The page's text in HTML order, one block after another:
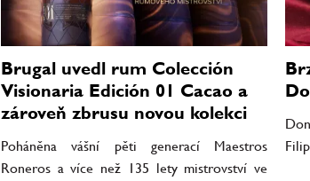
Brugal uvedl rum Colección
Visionaria Edición 01 Cacao a
zároveň zbrusu novou kolekci
Poháněna vášní pěti generací Maestros
Roneros a více než 135 lety mistrovství ve